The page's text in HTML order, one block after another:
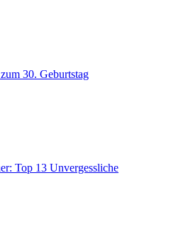
30. Geburtstag
Top 13 Unvergessliche